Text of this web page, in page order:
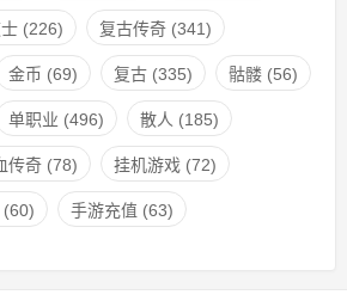
(226) 复古传奇(341)
金币 (69) 复古(335) 骷髅(56)
单职业 (496) 散人 (185)
传奇(78) 挂机游戏 (72)
(60) 手游充值 (63)